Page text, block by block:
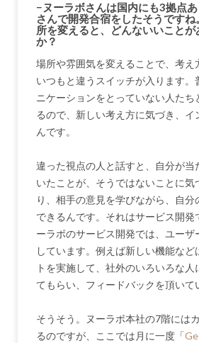
−ヌーラボさんは国内にも3拠点
さんで開発合宿をしたそうです
所を変えると、どんないいことが
か？
場所や雰囲気を変えることで、考え
いつもと違うスイッチが入ります。
ニケーションをとっていない人たち
るので、新しい考え方に気づき、イ
んです。
違った視点の人と話すと、自分が当
いたことが、そうではないことに気
り、相手の意見を学びながら、自分
できるんです。それはサービス開発
ーラボのサービス開発では、ユーザ
しています。例えば新しい機能など
トを実施して、社外のいろいろな人
てもらい、フィードバックを頂いて
そうそう。ヌーラボ本社の7階には
るのですが、ここでは月に一度「